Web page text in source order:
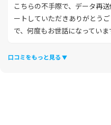
こちらの不手際で、データ再
ートしていただきありがとう
で、何度もお世話になっていま
口コミをもっと見る